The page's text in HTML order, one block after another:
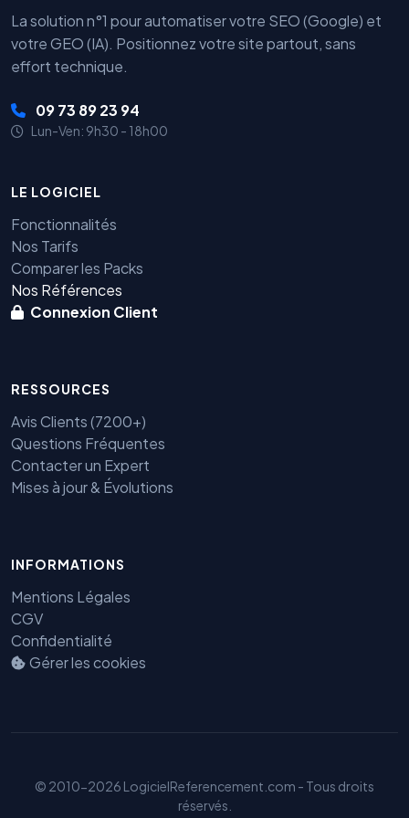
La solution n°1 pour automatiser votre SEO (Google) et
votre GEO (IA). Positionnez votre site partout, sans
effort technique.
09 73 89 23 94
Lun-Ven: 9h30 - 18h00
LE LOGICIEL
Fonctionnalités
Nos Tarifs
Comparer les Packs
Nos Références
Connexion Client
RESSOURCES
Avis Clients (7200+)
Questions Fréquentes
Contacter un Expert
Mises à jour & Évolutions
INFORMATIONS
Mentions Légales
CGV
Confidentialité
Gérer les cookies
© 2010-2026 LogicielReferencement.com - Tous droits
réservés.